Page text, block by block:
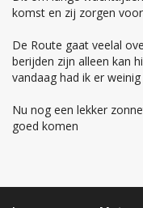
komst en zij zorgen
De Route gaat veelal
berijden zijn alleen kan
vandaag had ik er
Nu nog een lekker
goed komen